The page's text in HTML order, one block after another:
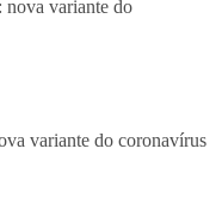
variante do coronavírus